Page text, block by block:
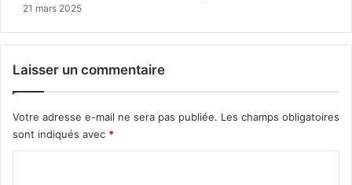
21 mars 2025
Laisser un commentaire
Votre adresse e-mail ne sera pas publiée. Les champs obligatoires
sont indiqués avec *